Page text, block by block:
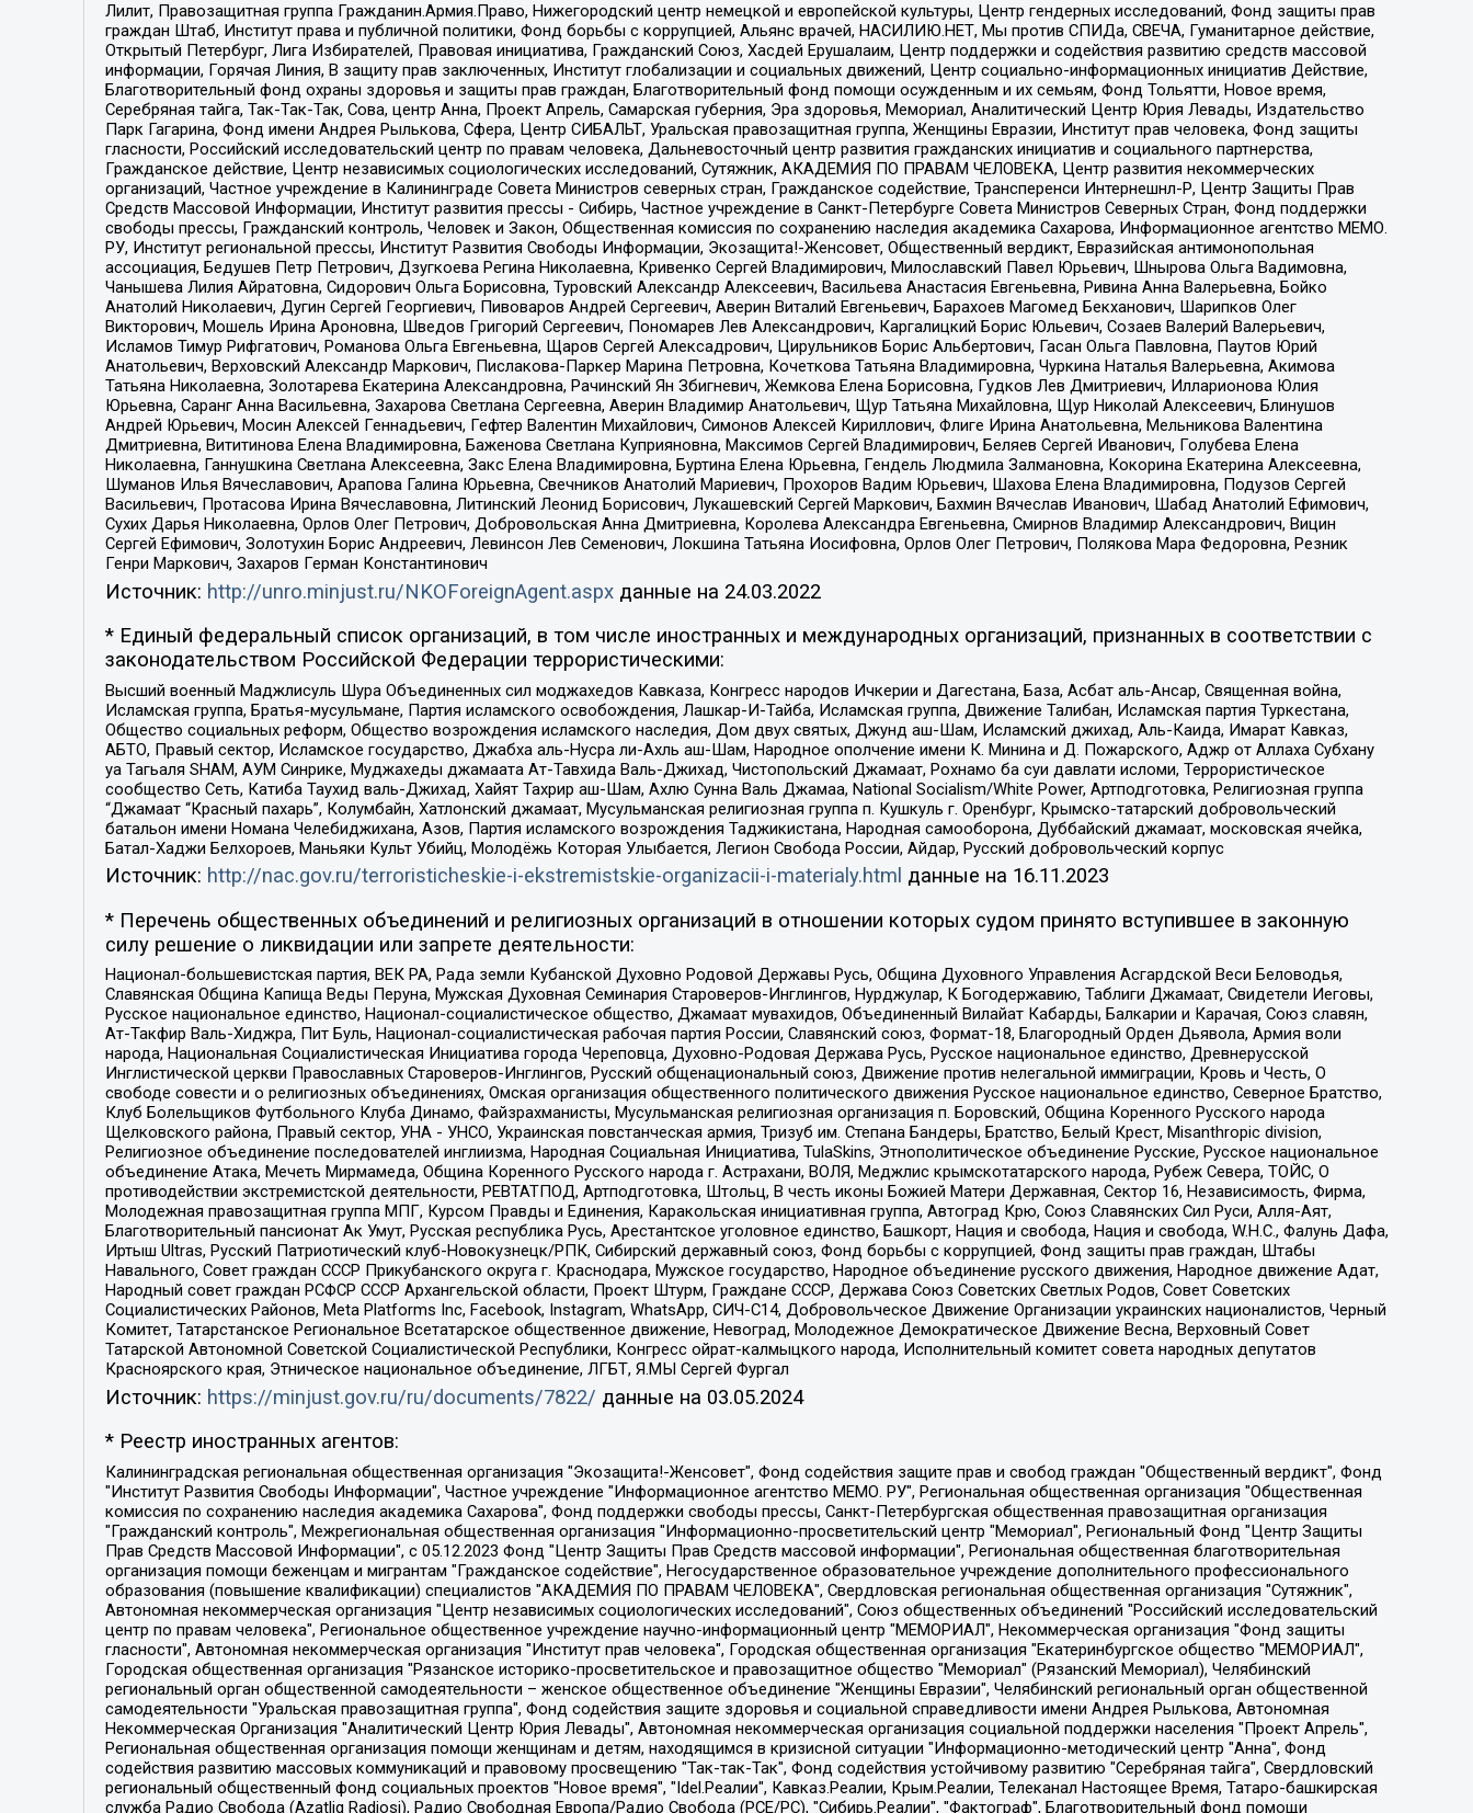
Лилит, Правозащитная группа Гражданин.Армия.Право, Нижегородский центр немецкой и европейской культуры, Центр гендерных исследований, Фонд защиты прав
граждан Штаб, Институт права и публичной политики, Фонд борьбы с коррупцией, Альянс врачей, НАСИЛИЮ.НЕТ, Мы против СПИДа, СВЕЧА, Гуманитарное действие,
Открытый Петербург, Лига Избирателей, Правовая инициатива, Гражданский Союз, Хасдей Ерушалаим, Центр поддержки и содействия развитию средств массовой
информации, Горячая Линия, В защиту прав заключенных, Институт глобализации и социальных движений, Центр социально-информационных инициатив Действие,
Благотворительный фонд охраны здоровья и защиты прав граждан, Благотворительный фонд помощи осужденным и их семьям, Фонд Тольятти, Новое время,
Серебряная тайга, Так-Так-Так, Сова, центр Анна, Проект Апрель, Самарская губерния, Эра здоровья, Мемориал, Аналитический Центр Юрия Левады, Издательство
Парк Гагарина, Фонд имени Андрея Рылькова, Сфера, Центр СИБАЛЬТ, Уральская правозащитная группа, Женщины Евразии, Институт прав человека, Фонд защиты
гласности, Российский исследовательский центр по правам человека, Дальневосточный центр развития гражданских инициатив и социального партнерства,
Гражданское действие, Центр независимых социологических исследований, Сутяжник, АКАДЕМИЯ ПО ПРАВАМ ЧЕЛОВЕКА, Центр развития некоммерческих
организаций, Частное учреждение в Калининграде Совета Министров северных стран, Гражданское содействие, Трансперенси Интернешнл-Р, Центр Защиты Прав
Средств Массовой Информации, Институт развития прессы - Сибирь, Частное учреждение в Санкт-Петербурге Совета Министров Северных Стран, Фонд поддержки
свободы прессы, Гражданский контроль, Человек и Закон, Общественная комиссия по сохранению наследия академика Сахарова, Информационное агентство МЕМО.
РУ, Институт региональной прессы, Институт Развития Свободы Информации, Экозащита!-Женсовет, Общественный вердикт, Евразийская антимонопольная
ассоциация, Бедушев Петр Петрович, Дзугкоева Регина Николаевна, Кривенко Сергей Владимирович, Милославский Павел Юрьевич, Шнырова Ольга Вадимовна,
Чанышева Лилия Айратовна, Сидорович Ольга Борисовна, Туровский Александр Алексеевич, Васильева Анастасия Евгеньевна, Ривина Анна Валерьевна, Бойко
Анатолий Николаевич, Дугин Сергей Георгиевич, Пивоваров Андрей Сергеевич, Аверин Виталий Евгеньевич, Барахоев Магомед Бекханович, Шарипков Олег
Викторович, Мошель Ирина Ароновна, Шведов Григорий Сергеевич, Пономарев Лев Александрович, Каргалицкий Борис Юльевич, Созаев Валерий Валерьевич,
Исламов Тимур Рифгатович, Романова Ольга Евгеньевна, Щаров Сергей Алексадрович, Цирульников Борис Альбертович, Гасан Ольга Павловна, Паутов Юрий
Анатольевич, Верховский Александр Маркович, Пислакова-Паркер Марина Петровна, Кочеткова Татьяна Владимировна, Чуркина Наталья Валерьевна, Акимова
Татьяна Николаевна, Золотарева Екатерина Александровна, Рачинский Ян Збигневич, Жемкова Елена Борисовна, Гудков Лев Дмитриевич, Илларионова Юлия
Юрьевна, Саранг Анна Васильевна, Захарова Светлана Сергеевна, Аверин Владимир Анатольевич, Щур Татьяна Михайловна, Щур Николай Алексеевич, Блинушов
Андрей Юрьевич, Мосин Алексей Геннадьевич, Гефтер Валентин Михайлович, Симонов Алексей Кириллович, Флиге Ирина Анатольевна, Мельникова Валентина
Дмитриевна, Вититинова Елена Владимировна, Баженова Светлана Куприяновна, Максимов Сергей Владимирович, Беляев Сергей Иванович, Голубева Елена
Николаевна, Ганнушкина Светлана Алексеевна, Закс Елена Владимировна, Буртина Елена Юрьевна, Гендель Людмила Залмановна, Кокорина Екатерина Алексеевна,
Шуманов Илья Вячеславович, Арапова Галина Юрьевна, Свечников Анатолий Мариевич, Прохоров Вадим Юрьевич, Шахова Елена Владимировна, Подузов Сергей
Васильевич, Протасова Ирина Вячеславовна, Литинский Леонид Борисович, Лукашевский Сергей Маркович, Бахмин Вячеслав Иванович, Шабад Анатолий Ефимович,
Сухих Дарья Николаевна, Орлов Олег Петрович, Добровольская Анна Дмитриевна, Королева Александра Евгеньевна, Смирнов Владимир Александрович, Вицин
Сергей Ефимович, Золотухин Борис Андреевич, Левинсон Лев Семенович, Локшина Татьяна Иосифовна, Орлов Олег Петрович, Полякова Мара Федоровна, Резник
Генри Маркович, Захаров Герман Константинович
Источник: http://unro.minjust.ru/NKOForeignAgent.aspxданные на 24.03.2022
* Единый федеральный список организаций, в том числе иностранных и международных организаций, признанных в соответствии с
законодательством Российской Федерации террористическими:
Высший военный Маджлисуль Шура Объединенных сил моджахедов Кавказа, Конгресс народов Ичкерии и Дагестана, База, Асбат аль-Ансар, Священная война,
Исламская группа, Братья-мусульмане, Партия исламского освобождения, Лашкар-И-Тайба, Исламская группа, Движение Талибан, Исламская партия Туркестана,
Общество социальных реформ, Общество возрождения исламского наследия, Дом двух святых, Джунд аш-Шам, Исламский джихад, Аль-Каида, Имарат Кавказ,
АБТО, Правый сектор, Исламское государство, Джабха аль-Нусра ли-Ахль аш-Шам, Народное ополчение имени К. Минина и Д. Пожарского, Аджр от Аллаха Субхану
уа Тагьаля SHAM, АУМ Синрике, Муджахеды джамаата Ат-Тавхида Валь-Джихад, Чистопольский Джамаат, Рохнамо ба суи давлати исломи, Террористическое
сообщество Сеть, Катиба Таухид валь-Джихад, Хайят Тахрир аш-Шам, Ахлю Сунна Валь Джамаа, National Socialism/White Power, Артподготовка, Религиозная группа
“Джамаат “Красный пахарь”, Колумбайн, Хатлонский джамаат, Мусульманская религиозная группа п. Кушкуль г. Оренбург, Крымско-татарский добровольческий
батальон имени Номана Челебиджихана, Азов, Партия исламского возрождения Таджикистана, Народная самооборона, Дуббайский джамаат, московская ячейка,
Батал-Хаджи Белхороев, Маньяки Культ Убийц, Молодёжь Которая Улыбается, Легион Свобода России, Айдар, Русский добровольческий корпус
Источник: http://nac.gov.ru/terroristicheskie-i-ekstremistskie-organizacii-i-materialy.html данные на 16.11.2023
* Перечень общественных объединений и религиозных организаций в отношении которых судом принято вступившее в законную
силу решение о ликвидации или запрете деятельности:
Национал-большевистская партия, ВЕК РА, Рада земли Кубанской Духовно Родовой Державы Русь, Община Духовного Управления Асгардской Веси Беловодья,
Славянская Община Капища Веды Перуна, Мужская Духовная Семинария Староверов-Инглингов, Нурджулар, К Богодержавию, Таблиги Джамаат, Свидетели Иеговы,
Русское национальное единство, Национал-социалистическое общество, Джамаат мувахидов, Объединенный Вилайат Кабарды, Балкарии и Карачая, Союз славян,
Ат-Такфир Валь-Хиджра, Пит Буль, Национал-социалистическая рабочая партия России, Славянский союз, Формат-18, Благородный Орден Дьявола, Армия воли
народа, Национальная Социалистическая Инициатива города Череповца, Духовно-Родовая Держава Русь, Русское национальное единство, Древнерусской
Инглистической церкви Православных Староверов-Инглингов, Русский общенациональный союз, Движение против нелегальной иммиграции, Кровь и Честь, О
свободе совести и о религиозных объединениях, Омская организация общественного политического движения Русское национальное единство, Северное Братство,
Клуб Болельщиков Футбольного Клуба Динамо, Файзрахманисты, Мусульманская религиозная организация п. Боровский, Община Коренного Русского народа
Щелковского района, Правый сектор, УНА - УНСО, Украинская повстанческая армия, Тризуб им. Степана Бандеры, Братство, Белый Крест, Misanthropic division,
Религиозное объединение последователей инглиизма, Народная Социальная Инициатива, TulaSkins, Этнополитическое объединение Русские, Русское национальное
объединение Атака, Мечеть Мирмамеда, Община Коренного Русского народа г. Астрахани, ВОЛЯ, Меджлис крымскотатарского народа, Рубеж Севера, ТОЙС, О
противодействии экстремистской деятельности, РЕВТАТПОД, Артподготовка, Штольц, В честь иконы Божией Матери Державная, Сектор 16, Независимость, Фирма,
Молодежная правозащитная группа МПГ, Курсом Правды и Единения, Каракольская инициативная группа, Автоград Крю, Союз Славянских Сил Руси, Алля-Аят,
Благотворительный пансионат Ак Умут, Русская республика Русь, Арестантское уголовное единство, Башкорт, Нация и свобода, Нация и свобода, W.H.С., Фалунь Дафа,
Иртыш Ultras, Русский Патриотический клуб-Новокузнецк/РПК, Сибирский державный союз, Фонд борьбы с коррупцией, Фонд защиты прав граждан, Штабы
Навального, Совет граждан СССР Прикубанского округа г. Краснодара, Мужское государство, Народное объединение русского движения, Народное движение Адат,
Народный совет граждан РСФСР СССР Архангельской области, Проект Штурм, Граждане СССР, Держава Союз Советских Светлых Родов, Совет Советских
Социалистических Районов, Meta Platforms Inc, Facebook, Instagram, WhatsApp, СИЧ-С14, Добровольческое Движение Организации украинских националистов, Черный
Комитет, Татарстанское Региональное Всетатарское общественное движение, Невоград, Молодежное Демократическое Движение Весна, Верховный Совет
Татарской Автономной Советской Социалистической Республики, Конгресс ойрат-калмыцкого народа, Исполнительный комитет совета народных депутатов
Красноярского края, Этническое национальное объединение, ЛГБТ, Я.МЫ Сергей Фургал
Источник: https://minjust.gov.ru/ru/documents/7822/ данные на 03.05.2024
* Реестр иностранных агентов:
Калининградская региональная общественная организация "Экозащита!-Женсовет", Фонд содействия защите прав и свобод граждан "Общественный вердикт", Фонд "Институт Развития Свободы Информации", Частное учреждение "Информационное агентство МЕМО. РУ", Региональная общественная организация "Общественная комиссия по сохранению наследия академика Сахарова", Фонд поддержки свободы прессы, Санкт-Петербургская общественная правозащитная организация "Гражданский контроль", Межрегиональная общественная организация "Информационно-просветительский центр "Мемориал", Региональный Фонд "Центр Защиты Прав Средств Массовой Информации", с 05.12.2023 Фонд "Центр Защиты Прав Средств массовой информации", Региональная общественная благотворительная организация помощи беженцам и мигрантам "Гражданское содействие", Негосударственное образовательное учреждение дополнительного профессионального образования (повышение квалификации) специалистов "АКАДЕМИЯ ПО ПРАВАМ ЧЕЛОВЕКА", Свердловская региональная общественная организация "Сутяжник", Автономная некоммерческая организация "Центр независимых социологических исследований", Союз общественных объединений "Российский исследовательский центр по правам человека", Региональное общественное учреждение научно-информационный центр "МЕМОРИАЛ", Некоммерческая организация "Фонд защиты гласности", Автономная некоммерческая организация "Институт прав человека", Городская общественная организация "Екатеринбургское общество "МЕМОРИАЛ", Городская общественная организация "Рязанское историко-просветительское и правозащитное общество "Мемориал" (Рязанский Мемориал), Челябинский региональный орган общественной самодеятельности – женское общественное объединение "Женщины Евразии", Челябинский региональный орган общественной самодеятельности "Уральская правозащитная группа", Фонд содействия защите здоровья и социальной справедливости имени Андрея Рылькова, Автономная Некоммерческая Организация "Аналитический Центр Юрия Левады", Автономная некоммерческая организация социальной поддержки населения "Проект Апрель", Региональная общественная организация помощи женщинам и детям, находящимся в кризисной ситуации "Информационно-методический центр "Анна", Фонд содействия развитию массовых коммуникаций и правовому просвещению "Так-так-Так", Фонд содействия устойчивому развитию "Серебряная тайга", Свердловский региональный общественный фонд социальных проектов "Новое время", "Idel.Реалии", Кавказ.Реалии, Крым.Реалии, Телеканал Настоящее Время, Татаро-башкирская служба Радио Свобода (Azatliq Radiosi), Радио Свободная Европа/Радио Свобода (PCE/PC), "Сибирь.Реалии", "Фактограф", Благотворительный фонд помощи осужденным и их семьям, Автономная некоммерческая организация "Институт глобализации и социальных движений", Фонд "В защиту прав заключенных", Частное учреждение "Центр поддержки и содействия развитию средств массовой информации", Пензенский региональный общественный благотворительный фонд "Гражданский союз", "Север.Реалии", Некоммерческая организация Фонд "Правовая инициатива", Общество с ограниченной ответственностью "Радио Свободная Европа/Радио Свобода", Чешское информационное агентство "MEDIUM-ORIENT", Красноярская региональная общественная организация "Мы против СПИДа", Камалягин Денис Николаевич, Маркелов Сергей Евгеньевич, Пономарев Лев Александрович, Савицкая Людмила Алексеевна, Автономная некоммерческая организация "Центр по работе с проблемой насилия "НАСИЛИЮ.НЕТ", Межрегиональный профессиональный союз работников здравоохранения "Альянс врачей", Юридическое лицо, зарегистрированное в Латвийской Республике, SIA "Medusa Project" (регистрационный номер 40103797863, дата регистрации 10.06.2014), Некоммерческая организация "Фонд по борьбе с коррупцией", Автономная некоммерческая организация "Институт права и публичной политики", Баданин Роман Сергеевич, Гликин Максим Александрович, Железнова Мария Михайловна, Лукьянова Юлия Сергеевна, Маетная Елизавета Витальевна, Маняхин Петр Борисович, Чуракова Ольга Владимировна, Ярош Юлия Петровна, Юридическое лицо "The Insider SIA", зарегистрированное в Риге, Латвийская Республика (дата регистрации 26.06.2015), являющееся администратором доменного имени интернет-издания "The Insider SIA", https://theins.ru, Постернак Алексей Евгеньевич, Рубин Михаил Аркадьевич, Анин Роман Александрович, Юридическое лицо Istories fonds, зарегистрированное в Латвийской Республике (регистрационный номер 50008295751, дата регистрации 24.02.2020), Великовский Дмитрий Александрович, Долинина Ирина Николаевна, Мароховская Алеся Алексеевна, Шлейнов Роман Юрьевич, Шмагун Олеся Валентиновна, Общество с ограниченной ответственностью "Альтаир 2021", Общество с ограниченной ответственностью "Вега 2021", Общество с ограниченной ответственностью "Главный редактор 2021", Общество с ограниченной ответственностью "Ромашки монолит", Важенков Артем Валерьевич, Ивановская областная общественная организация "Центр гендерных исследований", Гурман Юрий Альбертович, Медиапроект "ОВД-Инфо", Егоров Владимир Владимирович, Жилинский Владимир Александрович, Общество с ограниченной ответственностью "ЗП", Иванова София Юрьевна, Карезина Инна Павловна, Кильтау Екатерина Викторовна, Петров Алексей Викторович, Пискунов Сергей Евгеньевич, Смирнов Сергей Сергеевич, Тихонов Михаил Сергеевич, Общество с ограниченной ответственностью "ЖУРНАЛИСТ-ИНОСТРАННЫЙ АГЕНТ", Арапова Галина Юрьевна, Вольтская Татьяна Анатольевна, Американская компания "Mason G.E.S. Anonymous Foundation" (США), являющаяся владельцем интернет-издания https://mnews.world/, Компания "Stichting Bellingcat", зарегистрированная в Нидерландах (дата регистрации 11.07.2018), Захаров Андрей Вячеславович, Клепиковская Екатерина Дмитриевна, Общество с ограниченной ответственностью "МЕМО", Перл Роман Александрович, Симонов Евгений Алексеевич, Соловьева Елена Анатольевна, Сотников Даниил Владимирович, Сурначева Елизавета Дмитриевна, Автономная некоммерческая организация по защите прав человека и информированию населения "Якутия – Наше Мнение", Общество с ограниченной ответственностью "Москоу диджитал медиа", с 26.01.2023 Общество с ограниченной ответственностью "Чайка Белые сады", Ветошкина Валерия Валерьевна, Заговора Максим Александрович, Межрегиональное общественное движение "Российская ЛГБТ - сеть", Оленичев Максим Владимирович, Павлов Иван Юрьевич, Скворцова Елена Сергеевна, Общество с ограниченной ответственностью "Как бы инагент", Кочетков Игорь Викторович, Общество с ограниченной ответственностью "Честные выборы", Еланчик Олег Александрович, Общество с ограниченной ответственностью "Нобелевский призыв", Гималова Регина Эмилевна, Григорьев Андрей Валерьевич, Григорьева Алина Александровна, Ассоциация по содействию защите прав призывников, альтернативнослужащих и военнослужащих "Правозащитная группа "Гражданин.Армия.Право", Хисамова Регина Фаритовна, Автономная некоммерческая организация по реализации социально-правовых программ "Лилит", Дальневосточное общественное движение "Маяк", Санкт-Петербургская ЛГБТ-инициативная группа "Выход", Инициативная группа ЛГБТ+ "Реверс", Алексеев Андрей Викторович, Бекбулатова Таисия Львовна, Беляев Иван Михайлович, Владыкина Елена Сергеевна, Гельман Марат Александрович, Никульшина Вероника Юрьевна, Толоконникова Надежда Андреевна, Шендерович Виктор Анатольевич, Общество с ограниченной ответственностью "Данное сообщение", Общество с ограниченной ответственностью Издательский дом "Новая глава", Айнбиндер Александра Александровна, Московский комьюнити-центр для ЛГБТ+инициатив, Благотворительный фонд развития филантропии, Deutsche Welle (Германия, Kurt-Schumacher-Strasse 3, 53113 Bonn), Борзунова Мария Михайловна, Воробьев Виктор Викторович, Голубева Анна Львовна, Константинова Алла Михайловна, Малкова Ирина Владимировна, Мурадов Мурад Абдулгалимович, Осетинская Елизавета Николаевна, Понасенков Евгений Николаевич, Ганапольский Матвей Юрьевич, Киселев Евгений Алексеевич, Борухович Ирина Григорьевна, Дремин Иван Тимофеевич, Дубровский Дмитрий Викторович, Красноярская региональная общественная организация поддержки и развития альтернативных образовательных технологий и межкультурных коммуникаций "ИНТЕРРА", Маяковская Екатерина Алексеевна, Фейгин Марк Захарович, Филимонов Андрей Викторович, Дзугкоева Регина Николаевна, Доброхотов Роман Александрович, Дудь Юрий Александрович, Елкин Сергей Владимирович, Кругликов Кирилл Игоревич, Сабунаева Мария Леонидовна, Семенов Алексей Владимирович, Шаинян Карен Багратович, Шульман Екатерина Михайловна, Асафьев Артур Валерьевич, Вахштайн Виктор Семенович, Венедиктов Алексей Алексеевич, Лушникова Екатерина Евгеньевна, Волков Леонид Михайлович, Невзоров Александр Глебович, Пархоменко Сергей Борисович, Сироткин Ярослав Николаевич, Кара-Мурза Владимир Владимирович, Баранова Наталья Владимировна, Гозман Леонид Яковлевич, Кагарлицкий Борис Юльевич, Климарев Михаил Валерьевич, Милов Владимир Станиславович, Автономная некоммерческая организация Краснодарский центр современного искусства "Типография", Моргенштерн Алишер Тагирович, Соболь Любовь Эдуардовна, Общество с ограниченной ответственностью "ЛИЗА НОРМ", Каспаров Гарри Кимович, Ходорковский Михаил Борисович, Общество с ограниченной ответственностью "Апрельские тезисы", Данилович Ирина Брониславовна, Кашин Олег Владимирович, Петров Николай Владимирович, Пивоваров Алексей Владимирович, Соколов Михаил Владимирович, Цветкова Юлия Владимировна, Чичваркин Евгений Александрович, Комитет против пыток/Команда против пыток, Общество с ограниченной ответственностью "Первый научный", Общество с ограниченной ответственностью "Вертолет и ко", Белоцерковская Вероника Борисовна, Кац Максим Евгеньевич, Лазарева Татьяна Юрьевна, Шаведдинов Руслан Табризович, Яшин Илья Валерьевич, Общество с ограниченной ответственностью "Иноагент ААВ", Алешковский Дмитрий Петрович, Альбац Евгения Марковна, Быков Дмитрий Львович, Галямина Юлия Евгеньевна, Лойко Сергей Леонидович, Мартынов Кирилл Константинович, Медведев Сергей Александрович, Крашенинников Федор Геннадиевич, Гордеева Катерина Вл